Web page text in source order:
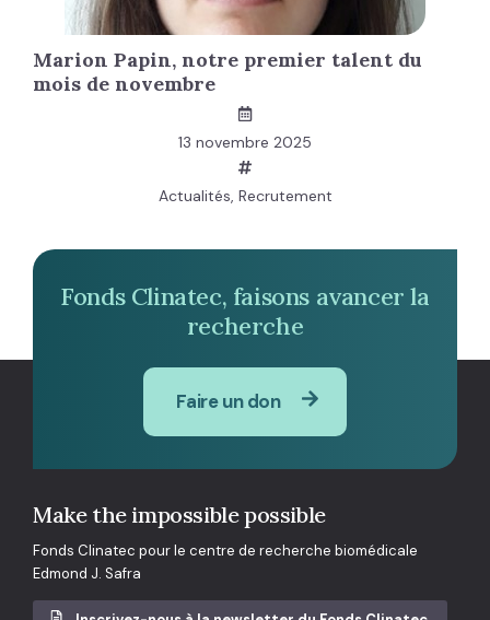
Marion Papin, notre premier talent du
mois de novembre
13 novembre 2025
Actualités, Recrutement
Fonds Clinatec, faisons avancer la
recherche
Faire un don
Make the impossible possible
Fonds Clinatec pour le centre de recherche biomédicale
Edmond J. Safra